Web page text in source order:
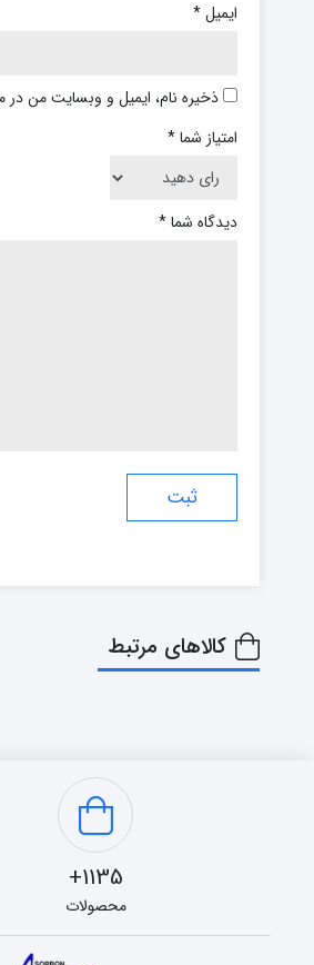
ایمیل*
ذخیره نام، ایمیل و وبسایت من در
امتیاز شما*
دیدگاه شما*
کالاهای مرتبط
1135+
محصولات